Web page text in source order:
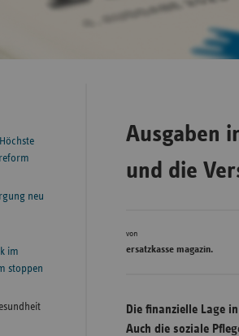
Ausgaben
und die
von
ersatzkasse magazin.
Die finanzielle Lage
Auch die soziale
neu
im
stoppen